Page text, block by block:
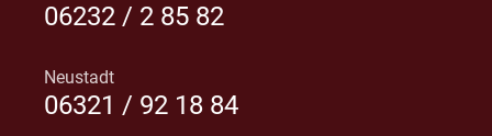
06232 / 2 85 82
Neustadt
06321 / 92 18 84